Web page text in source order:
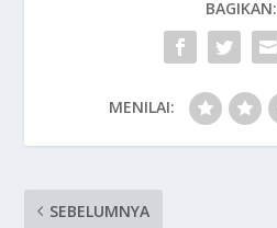
BAGIKAN:
MENILAI:
SEBELUMNYA